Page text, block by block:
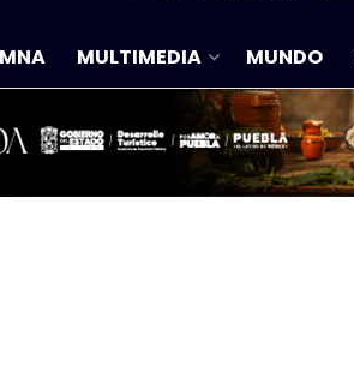
MULTIMEDIA MUNDO